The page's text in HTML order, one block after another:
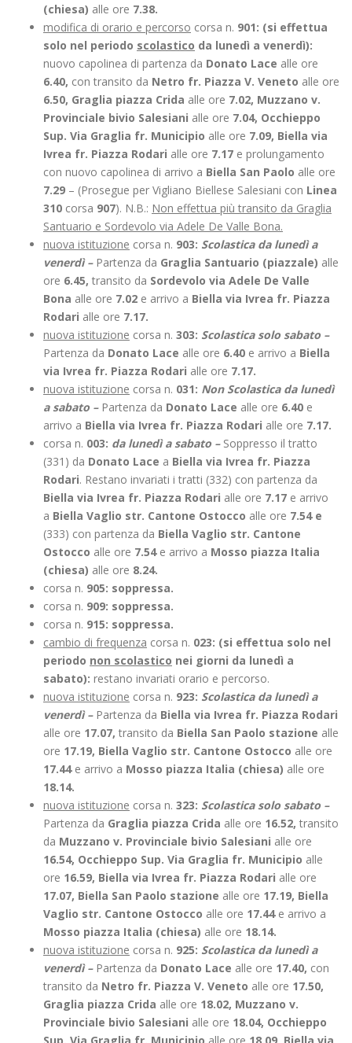
(chiesa) alle ore 7.38.
modifica di orario e percorso corsa n. 901: (si effettua
solo nel periodo scolastico da lunedì a venerdì):
nuovo capolinea di partenza da Donato Lace alle ore
6.40, con transito da Netro fr. Piazza V. Veneto alle ore
6.50, Graglia piazza Crida alle ore 7.02, Muzzano v.
Provinciale bivio Salesiani alle ore 7.04, Occhieppo
Sup. Via Graglia fr. Municipio alle ore 7.09, Biella via
Ivrea fr. Piazza Rodari alle ore 7.17 e prolungamento
con nuovo capolinea di arrivo a Biella San Paolo alle ore
7.29 – (Prosegue per Vigliano Biellese Salesiani con Linea
310 corsa 907). N.B.: Non effettua più transito da Graglia
Santuario e Sordevolo via Adele De Valle Bona.
nuova istituzione corsa n. 903: Scolastica da lunedì a
venerdì – Partenza da Graglia Santuario (piazzale) alle
ore 6.45, transito da Sordevolo via Adele De Valle
Bona alle ore 7.02 e arrivo a Biella via Ivrea fr. Piazza
Rodari alle ore 7.17.
nuova istituzione corsa n. 303: Scolastica solo sabato –
Partenza da Donato Lace alle ore 6.40 e arrivo a Biella
via Ivrea fr. Piazza Rodari alle ore 7.17.
nuova istituzione corsa n. 031: Non Scolastica da lunedì
a sabato – Partenza da Donato Lace alle ore 6.40 e
arrivo a Biella via Ivrea fr. Piazza Rodari alle ore 7.17.
corsa n. 003: da lunedì a sabato – Soppresso il tratto
(331) da Donato Lace a Biella via Ivrea fr. Piazza
Rodari. Restano invariati i tratti (332) con partenza da
Biella via Ivrea fr. Piazza Rodari alle ore 7.17 e arrivo
a Biella Vaglio str. Cantone Ostocco alle ore 7.54 e
(333) con partenza da Biella Vaglio str. Cantone
Ostocco alle ore 7.54 e arrivo a Mosso piazza Italia
(chiesa) alle ore 8.24.
corsa n. 905: soppressa.
corsa n. 909: soppressa.
corsa n. 915: soppressa.
cambio di frequenza corsa n. 023: (si effettua solo nel
periodo non scolastico nei giorni da lunedì a
sabato): restano invariati orario e percorso.
nuova istituzione corsa n. 923: Scolastica da lunedì a
venerdì – Partenza da Biella via Ivrea fr. Piazza Rodari
alle ore 17.07, transito da Biella San Paolo stazione alle
ore 17.19, Biella Vaglio str. Cantone Ostocco alle ore
17.44 e arrivo a Mosso piazza Italia (chiesa) alle ore
18.14.
nuova istituzione corsa n. 323: Scolastica solo sabato –
Partenza da Graglia piazza Crida alle ore 16.52, transito
da Muzzano v. Provinciale bivio Salesiani alle ore
16.54, Occhieppo Sup. Via Graglia fr. Municipio alle
ore 16.59, Biella via Ivrea fr. Piazza Rodari alle ore
17.07, Biella San Paolo stazione alle ore 17.19, Biella
Vaglio str. Cantone Ostocco alle ore 17.44 e arrivo a
Mosso piazza Italia (chiesa) alle ore 18.14.
nuova istituzione corsa n. 925: Scolastica da lunedì a
venerdì – Partenza da Donato Lace alle ore 17.40, con
transito da Netro fr. Piazza V. Veneto alle ore 17.50,
Graglia piazza Crida alle ore 18.02, Muzzano v.
Provinciale bivio Salesiani alle ore 18.04, Occhieppo